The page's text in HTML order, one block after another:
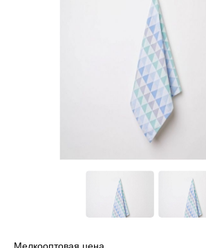
Мелкооптовая цена